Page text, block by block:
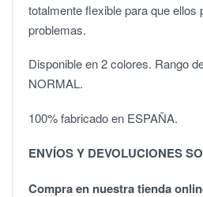
totalmente flexible para que ellos
problemas.
Disponible en 2 colores. Rango
NORMAL.
100% fabricado en ESPAÑA.
ENVÍOS Y DEVOLUCIONES
Compra en nuestra tienda